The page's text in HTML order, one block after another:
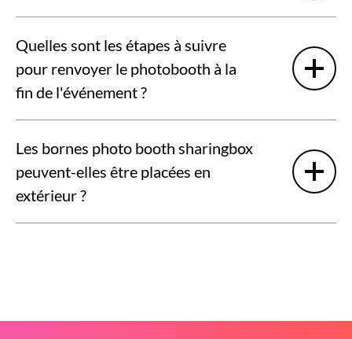
Quelles sont les étapes à suivre
pour renvoyer le photobooth à la
fin de l'événement ?
Les bornes photo booth sharingbox
peuvent-elles être placées en
extérieur ?